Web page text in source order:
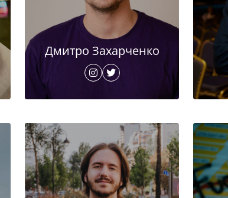
Дмитро Захарченко